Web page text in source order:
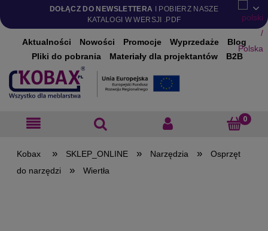
DOŁĄCZ DO NEWSLETTERA I POBIERZ NASZE
KATALOGI W WERSJI .PDF
Aktualności Nowości Promocje Wyprzedaże
Blog
Pliki do pobrania
Materiały dla projektantów B2B
» SKLEP_ONLINE » Narzędzia »
Osprzęt
do narzędzi
» Wiertła